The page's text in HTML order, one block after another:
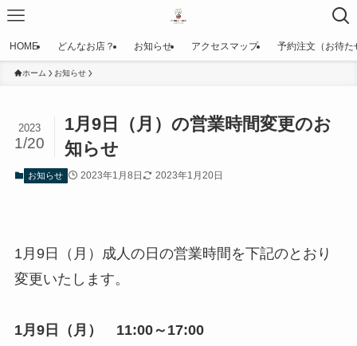
HOME どんなお店？ お知らせ アクセスマップ 予約注文（お待た
ホーム お知らせ
1月9日（月）の営業時間変更のお
知らせ
2023
1/20
お知らせ 2023年1月8日 2023年1月20日
1月9日（月）成人の日の営業時間を下記のとおり
変更いたします。
1月9日（月） 11:00～17:00